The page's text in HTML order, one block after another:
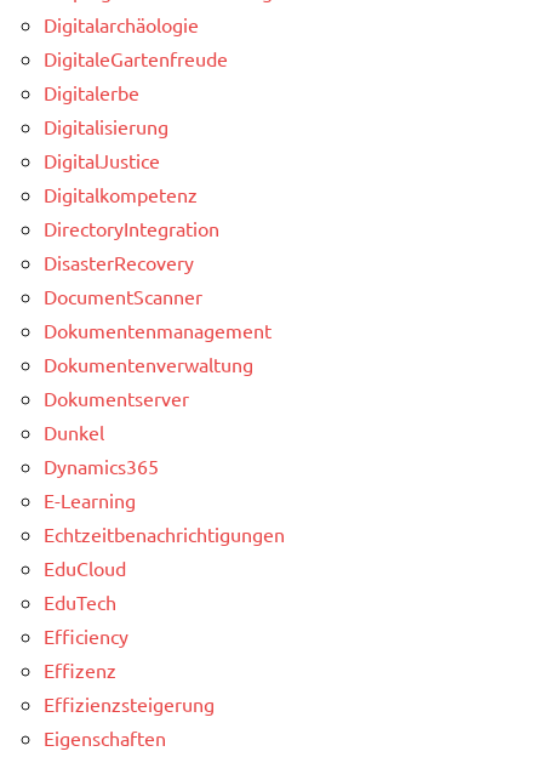
Digitalarchäologie
DigitaleGartenfreude
Digitalerbe
Digitalisierung
DigitalJustice
Digitalkompetenz
DirectoryIntegration
DisasterRecovery
DocumentScanner
Dokumentenmanagement
Dokumentenverwaltung
Dokumentserver
Dunkel
Dynamics365
E-Learning
Echtzeitbenachrichtigungen
EduCloud
EduTech
Efficiency
Effizenz
Effizienzsteigerung
Eigenschaften